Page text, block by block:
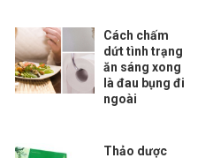
Cách chấm
dứt tình trạng
ăn sáng xong
là đau bụng đi
ngoài
Thảo dược